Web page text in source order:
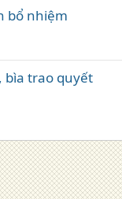
bổ nhiệm
bìa trao quyết